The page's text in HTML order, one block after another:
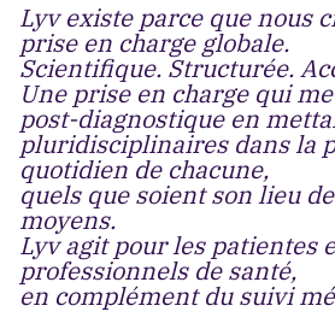
Lyv existe parce que nous
prise en charge globale.
Scientifique. Structurée.
Une prise en charge qui
post-diagnostique en
pluridisciplinaires dans la
quotidien de chacune,
quels que soient son lieu
moyens.
Lyv agit pour les patientes
professionnels de santé,
en complément du suivi